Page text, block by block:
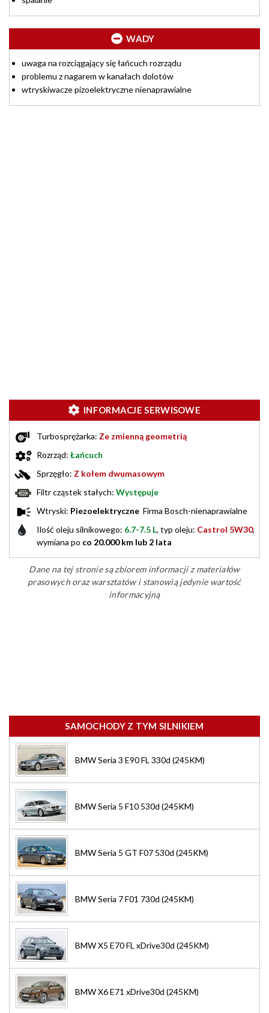
WADY
uwaga na rozciągający się łańcuch rozrządu
problemu z nagarem w kanałach dolotów
wtryskiwacze pizoelektryczne nienaprawialne
INFORMACJE SERWISOWE
Turbosprężarka: Ze zmienną geometrią
Rozrząd: Łańcuch
Sprzęgło: Z kołem dwumasowym
Filtr cząstek stałych: Występuje
Wtryski: Piezoelektryczne Firma Bosch-nienaprawialne
Ilość oleju silnikowego: 6.7-7.5 L, typ oleju: Castrol 5W30,
wymiana po co 20.000 km lub 2 lata
Dane na tej stronie są zbiorem informacji z materiałów
prasowych oraz warsztatów i stanowią jedynie wartość
informacyjną
SAMOCHODY Z TYM SILNIKIEM
BMW Seria 3 E90 FL 330d (245KM)
BMW Seria 5 F10 530d (245KM)
BMW Seria 5 GT F07 530d (245KM)
BMW Seria 7 F01 730d (245KM)
BMW X5 E70 FL xDrive30d (245KM)
BMW X6 E71 xDrive30d (245KM)